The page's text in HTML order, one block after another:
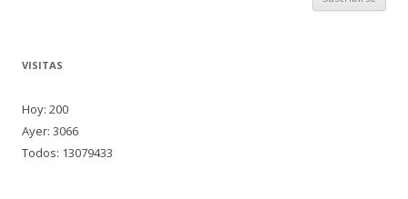
VISITAS
Hoy: 200
Ayer: 3066
Todos: 13079433